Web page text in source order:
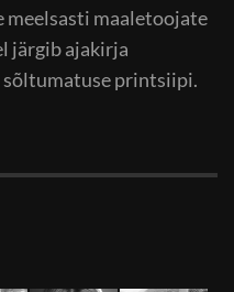
meelsasti maaletoojate
järgib ajakirja
printsiipi.